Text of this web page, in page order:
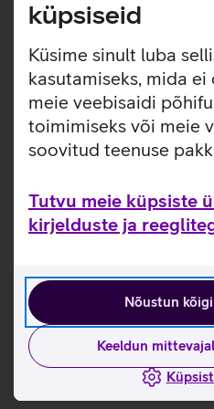
küpsiseid
Küsime sinult luba
kasutamiseks, mida
meie veebisaidi
toimimiseks või meie
soovitud teenuse
Tutvu meie küpsiste
kirjelduste ja
Nõustun
Keeldun
Kasulikud lingid
Tutvu eSIMi seadistamise
Tootja kasutusjuhend
12_EST
Telefoni Apple iPhone 12
Seotud artiklid ja